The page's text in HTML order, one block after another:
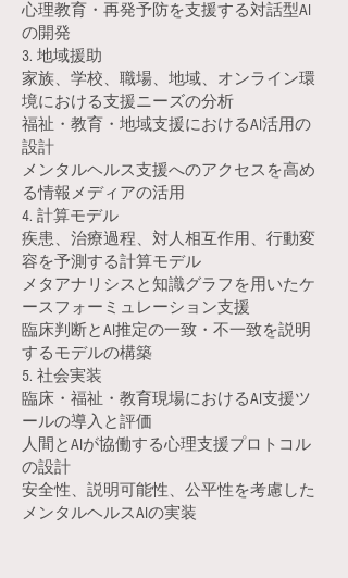
心理教育・再発予防を支援する対話型AI
の開発
3. 地域援助
家族、学校、職場、地域、オンライン環
境における支援ニーズの分析
福祉・教育・地域支援におけるAI活用の
設計
メンタルヘルス支援へのアクセスを高め
る情報メディアの活用
4. 計算モデル
疾患、治療過程、対人相互作用、行動変
容を予測する計算モデル
メタアナリシスと知識グラフを用いたケ
ースフォーミュレーション支援
臨床判断とAI推定の一致・不一致を説明
するモデルの構築
5. 社会実装
臨床・福祉・教育現場におけるAI支援ツ
ールの導入と評価
人間とAIが協働する心理支援プロトコル
の設計
安全性、説明可能性、公平性を考慮した
メンタルヘルスAIの実装